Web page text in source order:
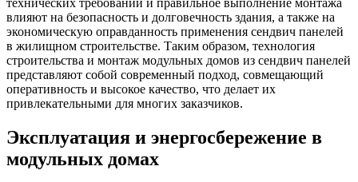
технических требований и правильное выполнение монтажа
влияют на безопасность и долговечность здания, а также на
экономическую оправданность применения сендвич панелей
в жилищном строительстве. Таким образом, технология
строительства и монтаж модульных домов из сендвич панелей
представляют собой современный подход, совмещающий
оперативность и высокое качество, что делает их
привлекательными для многих заказчиков.
Эксплуатация и энергосбережение в
модульных домах